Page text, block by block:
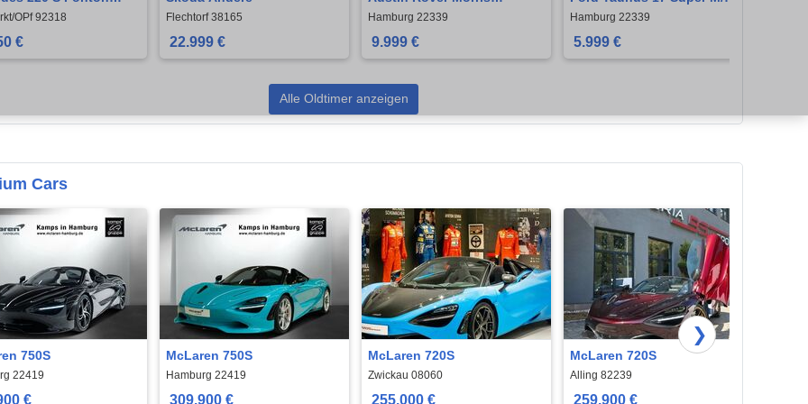
H-Kennz.
OPf 92318
€
Flechtorf 38165
22.999 €
Minor1000
Hamburg 22339
9.999 €
Projekt 90%
Hamburg 22339
5.999 €
Alle Oldtimer anzeigen
Cars
750S
22419
€
McLaren 750S
Hamburg 22419
309.900 €
McLaren 720S
Zwickau 08060
255.000 €
McLaren 720S
Alling 82239
259.900 €
❯